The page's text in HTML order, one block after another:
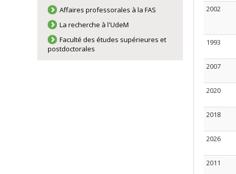
2002
1993
2007
2020
2018
2026
2011
Affaires professorales à la FAS
La recherche à l'UdeM
Faculté des études supérieures et
postdoctorales